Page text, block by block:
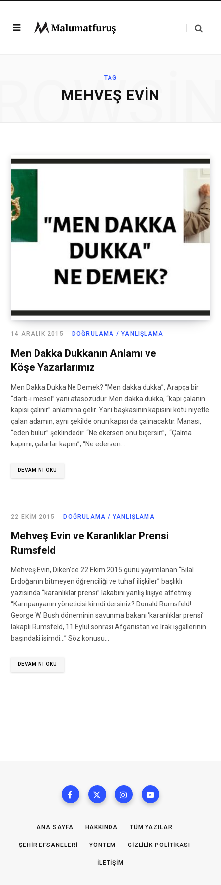
TAG
MEHVEŞ EVIN
DOĞRULAMA / YANLIŞLAMA
14 ARALIK 2015
Men Dakka Dukkanın Anlamı ve
Köşe Yazarlarımız
Men Dakka Dukka Ne Demek? “Men dakka dukka”, Arapça bir
“darb-ı mesel” yani atasözüdür. Men dakka dukka, “kapı çalanın
kapısı çalınır” anlamına gelir. Yani başkasının kapısını kötü niyetle
çalan adamın, aynı şekilde onun kapısı da çalınacaktır. Manası,
“eden bulur” şeklindedir. “Ne ekersen onu biçersin”, “Çalma
kapımı, çalarlar kapını”, “Ne edersen…
DEVAMINI OKU
DOĞRULAMA / YANLIŞLAMA
22 EKIM 2015
Mehveş Evin ve Karanlıklar Prensi
Rumsfeld
Mehveş Evin, Diken’de 22 Ekim 2015 günü yayımlanan “Bilal
Erdoğan’ın bitmeyen öğrenciliği ve tuhaf ilişkiler” başlıklı
yazısında “karanlıklar prensi” lakabını yanlış kişiye atfetmiş:
“Kampanyanın yöneticisi kimdi dersiniz? Donald Rumsfeld!
George W. Bush döneminin savunma bakanı ‘karanlıklar prensi’
lakaplı Rumsfeld, 11 Eylül sonrası Afganistan ve Irak işgallerinin
başındaki isimdi…” Söz konusu…
DEVAMINI OKU
ANA SAYFA HAKKINDA TÜM YAZILAR
ŞEHIR EFSANELERI YÖNTEM GIZLILIK POLITIKASI
İLETIŞIM